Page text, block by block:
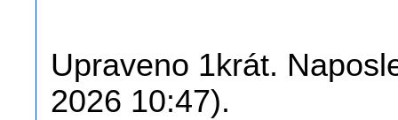
Upraveno 1krát.
2026 10:47).